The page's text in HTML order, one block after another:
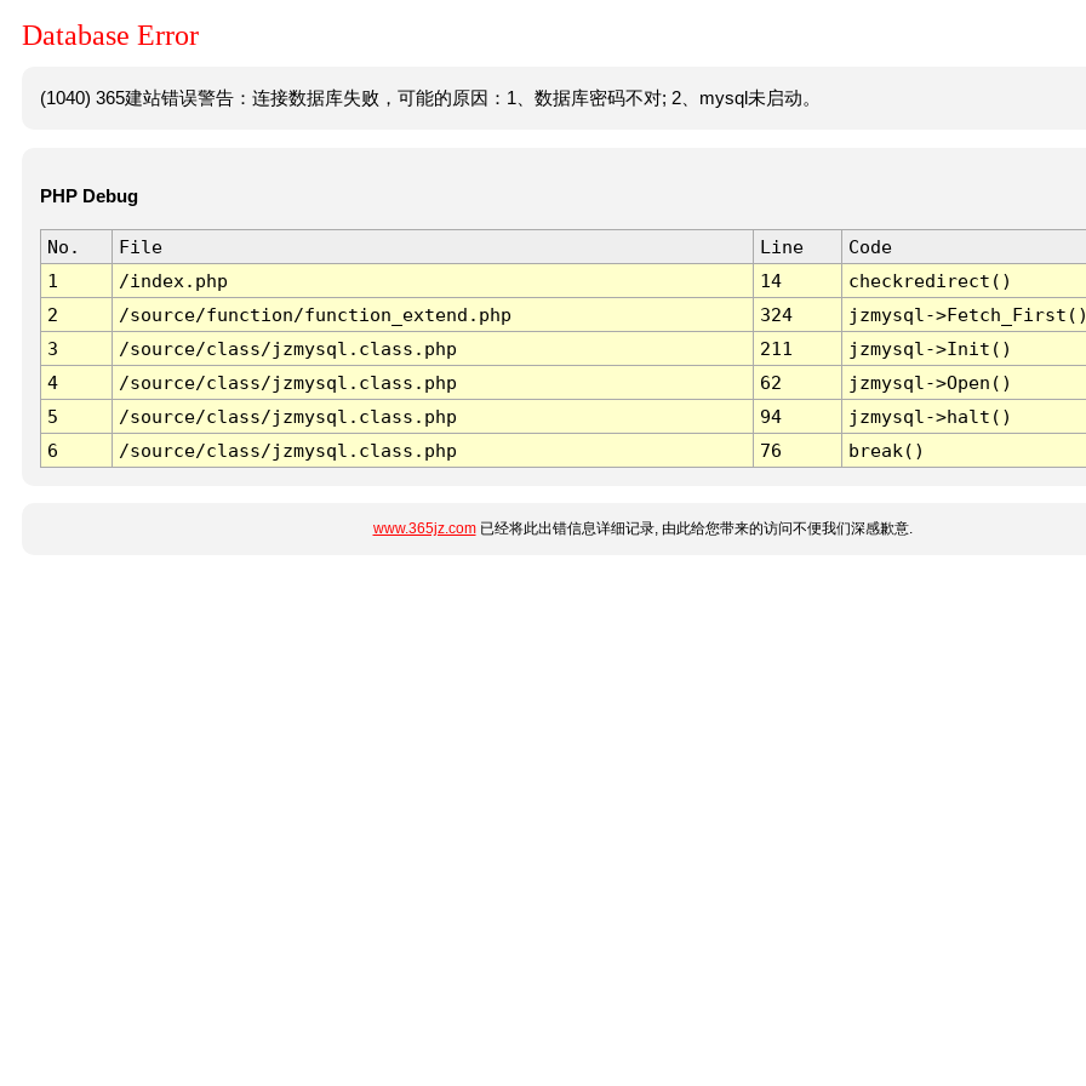
Database Error
(1040) 365建站错误警告：连接数据库失败，可能的原因：1、数据库密码不对; 2、mysql未启动。
PHP Debug
No. File Line
Code
1
/index.php 14
checkredirect()
2
/source/function/function_extend.php 324
jzmysql-
3
/source/class/jzmysql.class.php 211
jzmysql->Init()
4
/source/class/jzmysql.class.php 62
jzmysql->Open()
5
/source/class/jzmysql.class.php 94
jzmysql->halt()
6
/source/class/jzmysql.class.php 76 break()
www.365jz.com已经将此出错信息详细记录, 由此给您带来的访问不便我们深感歉意.